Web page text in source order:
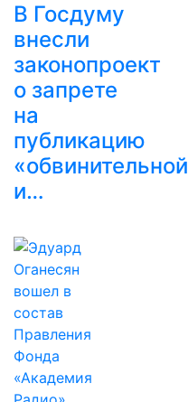
В Госдуму
внесли
законопроект
о запрете
на
публикацию
«обвинительной
и…